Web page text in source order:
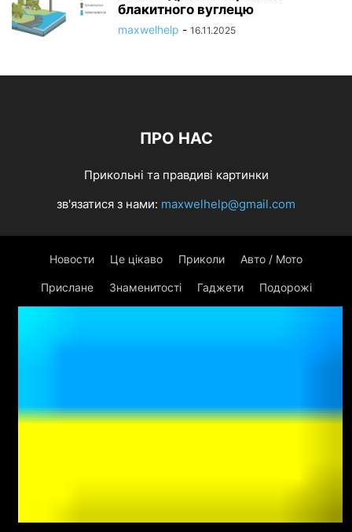
блакитного вуглецю
maxwelhelp - 16.11.2025
ПРО НАС
Прикольні та правдиві картинки
зв'язатися з нами: maxwelhelp@gmail.com
Новости Це цікаво Приколи Авто / Мото
Прислане Знаменитості Гаджети Подорожі